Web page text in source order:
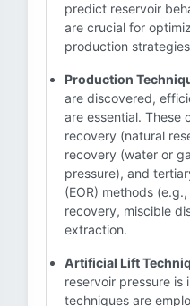
predict reservoir
are crucial for
production
Production
are discovered,
are essential. These
recovery (natural
recovery (water or
pressure), and
(EOR) methods
recovery, miscible
extraction.
Artificial Lift
reservoir pressure
techniques are